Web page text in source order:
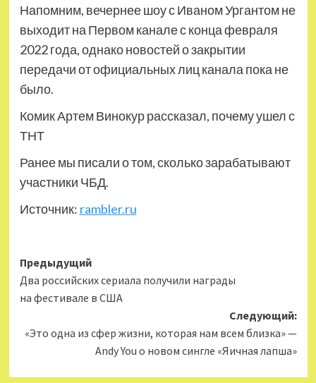
Напомним, вечернее шоу с Иваном Ургантом не
выходит на Первом канале с конца февраля
2022 года, однако новостей о закрытии
передачи от официальных лиц канала пока не
было.
Комик Артем Винокур рассказал, почему ушел с
ТНТ
Ранее мы писали о том, сколько зарабатывают
участники ЧБД.
Источник: rambler.ru
Навигация
записи
Предыдущий
Два российских сериала получили награды
на фестивале в США
Следующий:
«Это одна из сфер жизни, которая нам всем близка» —
Andy You о новом сингле «Яичная лапша»